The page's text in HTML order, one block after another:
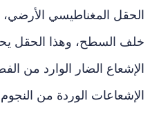
الحقل المغناطيسي الأرضي،
خلف السطح، وهذا الحقل
الإشعاع الضار الوارد من
الإشعاعات الوردة من